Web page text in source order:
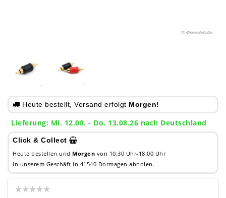
Heute bestellt, Versand erfolgt Morgen!
Lieferung: Mi. 12.08. - Do. 13.08.26 nach Deutschland
Click & Collect
Heute bestellen und Morgen von 10:30 Uhr-18:00 Uhr
in unserem Geschäft in 41540 Dormagen abholen.